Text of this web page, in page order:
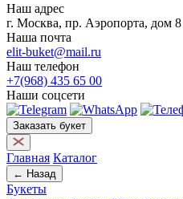
Наш адрес
г. Москва, пр. Аэропорта, дом 8
Наша почта
elit-buket@mail.ru
Наш телефон
+7(968) 435 65 00
Наши соцсети
Заказать букет
Главная Каталог
← Назад
Букеты